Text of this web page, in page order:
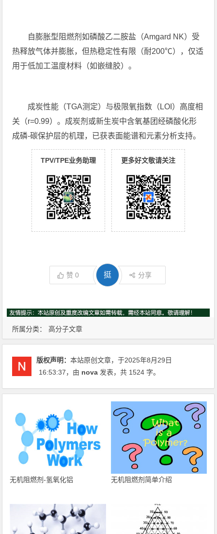
所属分类： 高分子文章
自膨胀型阻燃剂如磷酸乙二胺盐（Amgard NK）受
热释放气体并膨胀，但热稳定性有限（耐200℃），仅适
用于低加工温度材料（如嵌缝胶）。
成炭性能（TGA测定）与极限氧指数（LOI）高度相
关（r=0.99）。成炭剂或新生炭中含氧基团经磷酸化形
成磷-碳保护层的机理，已获表面能谱和元素分析支持。
TPV/TPE业务助理 更多好文敬请关注
赞0 挺 分享
版权声明：本站原创文章，于2025年8月29日
16:53:37，由 nova 发表，共 1524 字。
无机阻燃剂-氢氧化铝 无机阻燃剂简单介绍